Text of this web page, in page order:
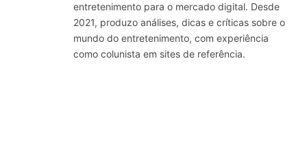
entretenimento para o mercado digital. Desde
2021, produzo análises, dicas e críticas sobre o
mundo do entretenimento, com experiência
como colunista em sites de referência.